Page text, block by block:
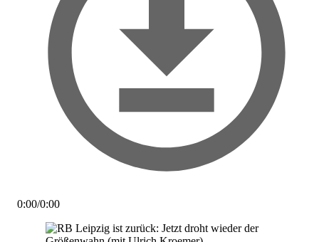
0:00/0:00